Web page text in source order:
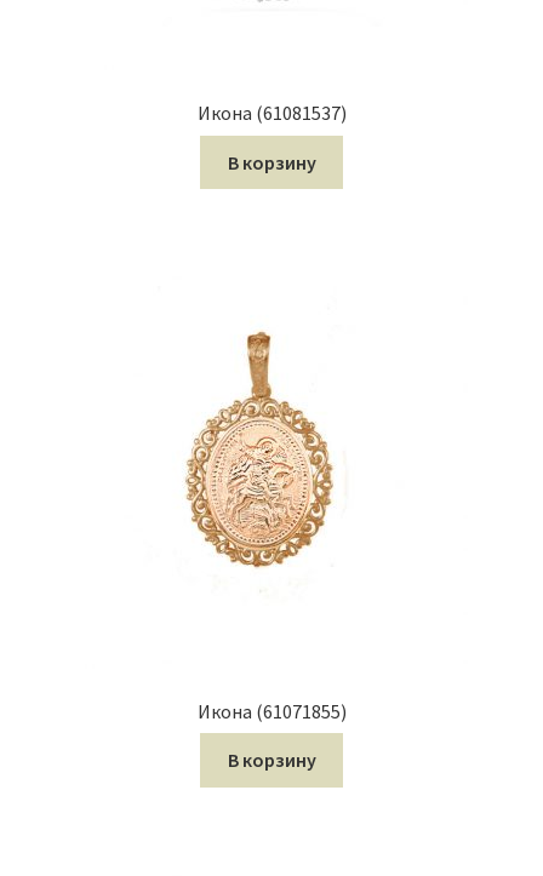
Икона (61081537)
В корзину
Икона (61071855)
В корзину